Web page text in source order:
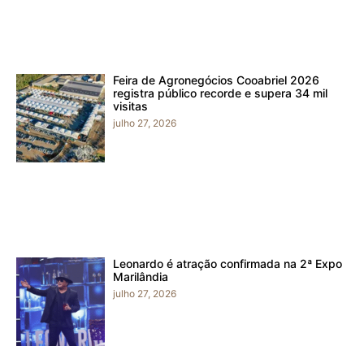
Feira de Agronegócios Cooabriel 2026
registra público recorde e supera 34 mil
visitas
julho 27, 2026
Leonardo é atração confirmada na 2ª Expo
Marilândia
julho 27, 2026